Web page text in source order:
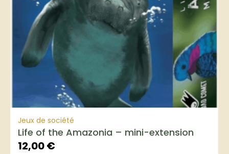
Jeux de société
Life of the Amazonia – mini-extension
12,00€